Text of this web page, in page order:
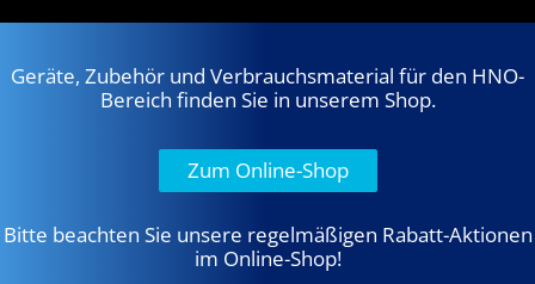
Unternehmen
Geschichte
Shop
Geräte, Zubehör und Verbrauchsmaterial für den HNO-
Bereich finden Sie in unserem Shop.
Zum Online-Shop
Bitte beachten Sie unsere regelmäßigen Rabatt-Aktionen
im Online-Shop!